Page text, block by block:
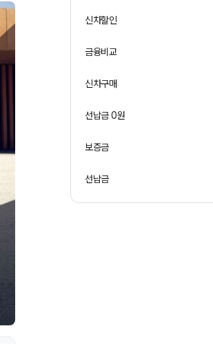
신차할인
금융비교
신차구매
선납금 0원
보증금
선납금